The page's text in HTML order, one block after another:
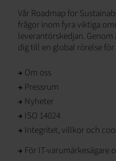
Vår Roadmap for
frågor inom fyra viktiga
leverantörskedjan.
dig till en global rörelse för
Om oss
Pressrum
Nyheter
ISO 14024
Integritet, villkor och
För IT-varumärkesägare